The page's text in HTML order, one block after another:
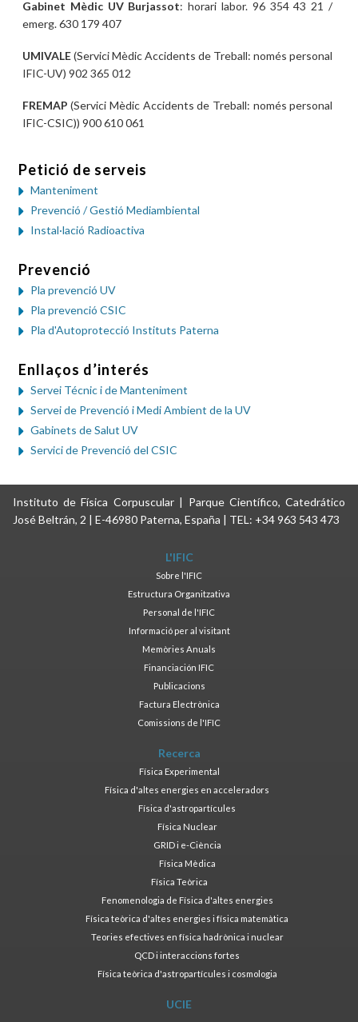
Gabinet Mèdic UV Burjassot: horari labor. 96 354 43 21 /
emerg. 630 179 407
UMIVALE(Servici Mèdic Accidents de Treball: només personal
IFIC-UV) 902 365 012
FREMAP (Servici Mèdic Accidents de Treball: només personal
IFIC-CSIC)) 900 610 061
Petició de serveis
Manteniment
Prevenció / Gestió Mediambiental
Instal·lació Radioactiva
Prevenció
Pla prevenció UV
Pla prevenció CSIC
Pla d'Autoprotecció Instituts Paterna
Enllaços d’interés
Servei Técnic i de Manteniment
Servei de Prevenció i Medi Ambient de la UV
Gabinets de Salut UV
Servici de Prevenció del CSIC
Instituto de Física Corpuscular | Parque Científico, Catedrático
José Beltrán, 2 | E-46980 Paterna, España | TEL: +34 963 543 473
L'IFIC
Sobre l'IFIC
Estructura Organitzativa
Personal de l'IFIC
Informació per al visitant
Memòries Anuals
Financiación IFIC
Publicacions
Factura Electrònica
Comissions de l'IFIC
Recerca
Física Experimental
Física d'altes energies en acceleradors
Física d'astropartícules
Física Nuclear
GRID i e-Ciència
Física Mèdica
Física Teòrica
Fenomenologia de Física d'altes energies
Física teòrica d'altes energies i física matemàtica
Teories efectives en física hadrònica i nuclear
QCD i interaccions fortes
Física teòrica d'astropartícules i cosmologia
UCIE